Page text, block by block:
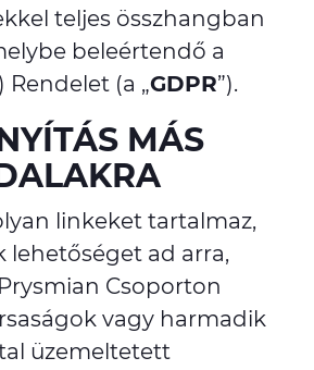
teljes összhangban
beleértendő a
Rendelet (a „GDPR”).
MÁS
linkeket tartalmaz,
lehetőséget ad arra,
Csoporton
vagy harmadik
üzemeltetett